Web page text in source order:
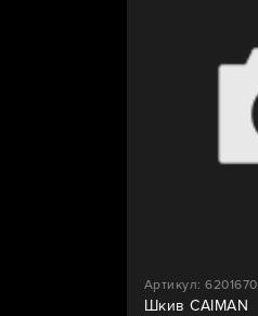
Артикул: 6201670
Шкив CAIMAN